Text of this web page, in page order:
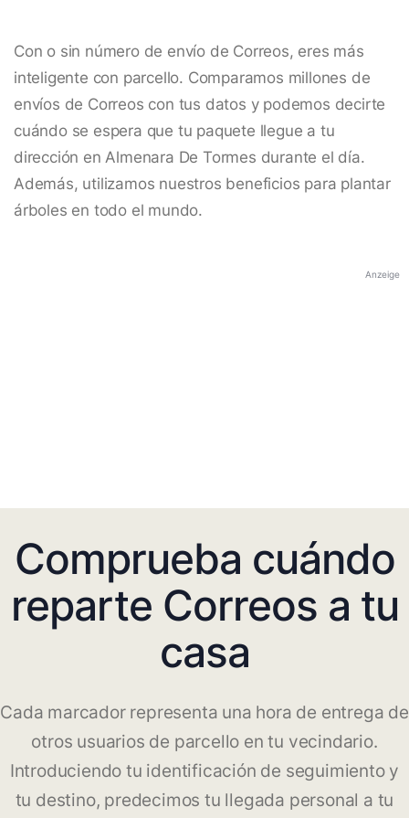
Con o sin número de envío de Correos, eres más
inteligente con parcello. Comparamos millones de
envíos de Correos con tus datos y podemos decirte
cuándo se espera que tu paquete llegue a tu
dirección en Almenara De Tormes durante el día.
Además, utilizamos nuestros beneficios para plantar
árboles en todo el mundo.
Anzeige
Comprueba cuándo
reparte Correos a tu
casa
Cada marcador representa una hora de entrega de
otros usuarios de parcello en tu vecindario.
Introduciendo tu identificación de seguimiento y
tu destino, predecimos tu llegada personal a tu